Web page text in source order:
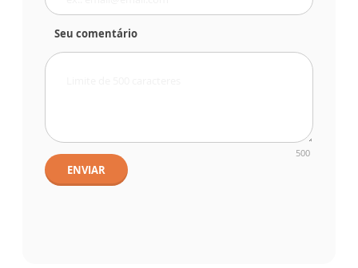
Seu comentário
500
ENVIAR